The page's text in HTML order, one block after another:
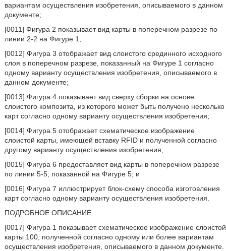
вариантам осуществления изобретения, описываемого в данном
документе;
[0011] Фигура 2 показывает вид карты в поперечном разрезе по
линии 2-2 на Фигуре 1;
[0012] Фигура 3 отображает вид слоистого срединного исходного
слоя в поперечном разрезе, показанный на Фигуре 1 согласно
одному варианту осуществления изобретения, описываемого в
данном документе;
[0013] Фигура 4 показывает вид сверху сборки на основе
слоистого композита, из которого может быть получено несколько
карт согласно одному варианту осуществления изобретения;
[0014] Фигура 5 отображает схематическое изображение
слоистой карты, имеющей вставку RFID и полученной согласно
другому варианту осуществления изобретения;
[0015] Фигура 6 предоставляет вид карты в поперечном разрезе
по линии 5-5, показанной на Фигуре 5; и
[0016] Фигура 7 иллюстрирует блок-схему способа изготовления
карт согласно одному варианту осуществления изобретения.
ПОДРОБНОЕ ОПИСАНИЕ
[0017] Фигура 1 показывает схематическое изображение слоистой
карты 100, полученной согласно одному или более вариантам
осуществления изобретения, описываемого в данном документе.